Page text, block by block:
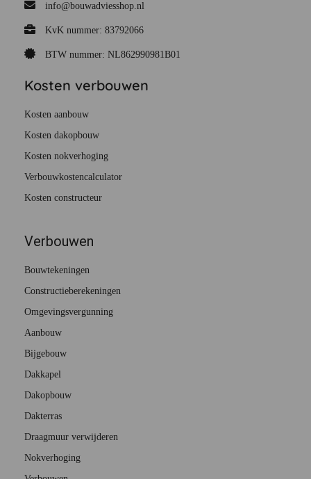
info@bouwadviesshop.nl
KvK nummer: 83792066
BTW nummer: NL862990981B01
Kosten verbouwen
Kosten aanbouw
Kosten dakopbouw
Kosten nokverhoging
Verbouwkostencalculator
Kosten constructeur
Verbouwen
Bouwtekeningen
Constructieberekeningen
Omgevingsvergunning
Aanbouw
Bijgebouw
Dakkapel
Dakopbouw
Dakterras
Draagmuur verwijderen
Nokverhoging